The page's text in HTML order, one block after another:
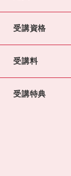
受講資格
受講料
受講特典